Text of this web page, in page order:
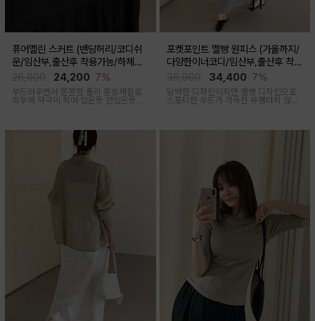
퓨어멜린 스커트 (밴딩허리/코디쉬
운/임산부,출산후 착용가능/하체커
24,200 7%
부드러우면서 쫀쫀한 폴리 혼방재질로
피부에 자극이 적어 입은듯 안입은듯한
포켓포인트 멜빵 원피스 (가울까지/
다양한이너코디/임산부,출산후 착용
34,400 7%
담백한 디자인이지만 멜빵 디자인으로
스포티한 무드가 가득한 유행타지 않는